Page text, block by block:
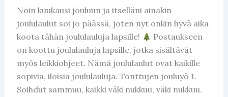
Noin kuukausi jouluun ja itselläni ainakin
joululaulut soi jo päässä, joten nyt onkin hyvä aika
koota tähän joululauluja lapsille!
Postaukseen
on koottu joululauluja lapsille, jotka sisältävät
myös leikkiohjeet. Nämä joululaulut ovat kaikille
sopivia, iloisia joululauluja. Tonttujen jouluyö 1.
Soihdut sammuu, kaikki väki nukkuu, väki nukkuu.